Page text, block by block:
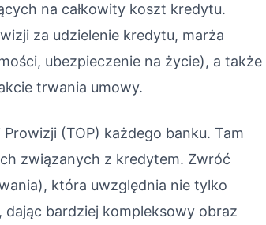
na całkowity koszt kredytu.
za udzielenie kredytu, marża
ubezpieczenie na życie), a także
trwania umowy.
(TOP) każdego banku. Tam
związanych z kredytem. Zwróć
która uwzględnia nie tylko
bardziej kompleksowy obraz